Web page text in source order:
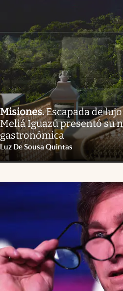
Misiones.Escapada de
Meliá Iguazú presentó su
gastronómica
Luz De Sousa Quintas